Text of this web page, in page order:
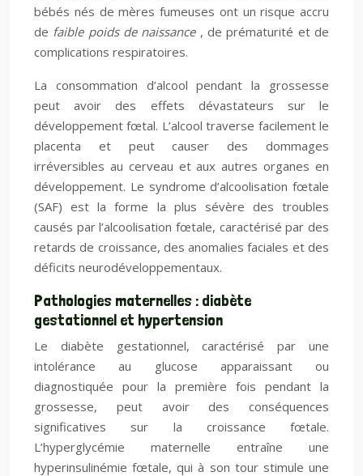
bébés nés de mères fumeuses ont un risque accru
de faible poids de naissance , de prématurité et de
complications respiratoires.
La consommation d’alcool pendant la grossesse
peut avoir des effets dévastateurs sur le
développement fœtal. L’alcool traverse facilement le
placenta et peut causer des dommages
irréversibles au cerveau et aux autres organes en
développement. Le syndrome d’alcoolisation fœtale
(SAF) est la forme la plus sévère des troubles
causés par l’alcoolisation fœtale, caractérisé par des
retards de croissance, des anomalies faciales et des
déficits neurodéveloppementaux.
Pathologies maternelles : diabète
gestationnel et hypertension
Le diabète gestationnel, caractérisé par une
intolérance au glucose apparaissant ou
diagnostiquée pour la première fois pendant la
grossesse, peut avoir des conséquences
significatives sur la croissance fœtale.
L’hyperglycémie maternelle entraîne une
hyperinsulinémie fœtale, qui à son tour stimule une